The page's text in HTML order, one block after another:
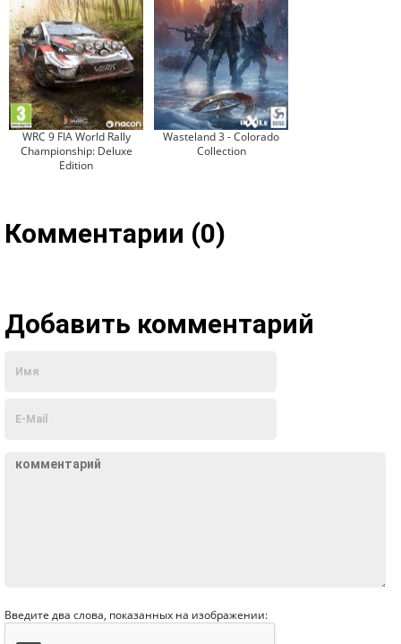
WRC 9 FIA World Rally
Championship: Deluxe
Edition
Wasteland 3 - Colorado
Collection
Комментарии (0)
Добавить комментарий
Введите два слова, показанных на изображении: